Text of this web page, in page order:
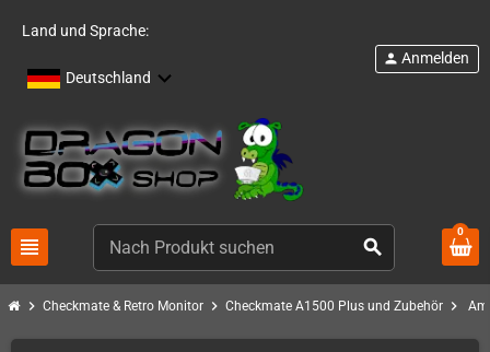
Land und Sprache:
Deutschland
view_headline search
person Anmelden
0
chevron_right Checkmate & Retro Monitor chevron_right Checkmate A1500 Plus und Zubehör chevron_right